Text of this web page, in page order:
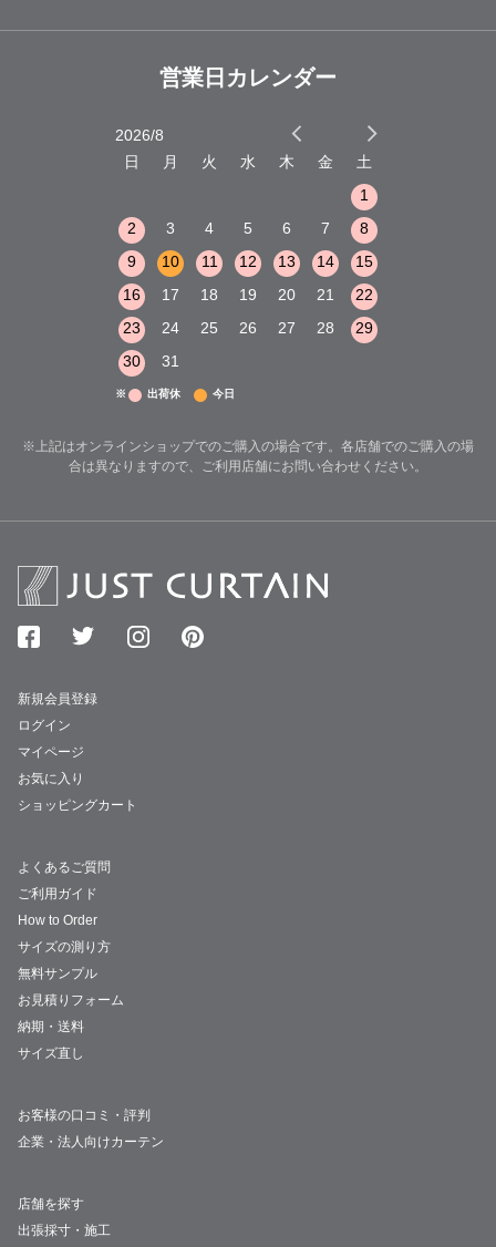
営業日カレンダー
2026/8
日
月 火 水 木 金
土
1
2
3 4 5 6 7
8
9
10 11 12 13 14
15
16
17 18 19 20 21
22
23
24 25 26 27 28
29
30
31
※ 出荷休 今日
※上記はオンラインショップでのご購入の場合です。各店舗でのご購入の場
合は異なりますので、ご利用店舗にお問い合わせください。
新規会員登録
ログイン
マイページ
お気に入り
ショッピングカート
よくあるご質問
ご利用ガイド
How to Order
サイズの測り方
無料サンプル
お見積りフォーム
納期・送料
サイズ直し
お客様の口コミ・評判
企業・法人向けカーテン
店舗を探す
出張採寸・施工